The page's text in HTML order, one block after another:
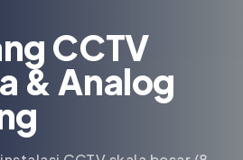
CCTV
& Analog